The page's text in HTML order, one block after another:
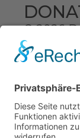
© 2026
Design &